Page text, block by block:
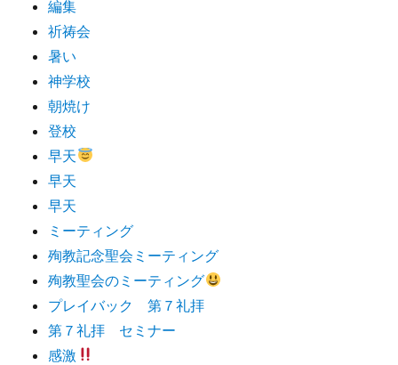
編集
祈祷会
暑い
神学校
朝焼け
登校
早天
早天
早天
ミーティング
殉教記念聖会ミーティング
殉教聖会のミーティング
プレイバック 第７礼拝
第７礼拝 セミナー
感激